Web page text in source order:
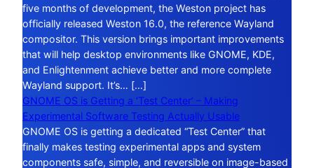
five months of development, the Weston project has
officially released Weston 16.0, the reference Wayland
compositor. This version brings important improvements
that will help desktop environments like GNOME, KDE,
and Enlightenment achieve better and more complete
Wayland support. It’s… […]
GNOME OS is Getting a ‘Test Center’ – Making
Experimental Software Testing Actually Usable
GNOME OS is getting a dedicated “Test Center” that
finally makes testing experimental apps and system
components safe, simple, and reversible on image-based